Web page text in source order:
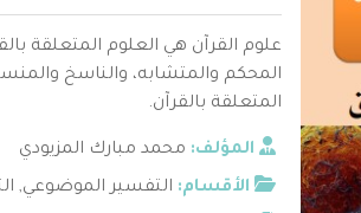
علوم القرآن هي العلوم المتعلقة
المحكم والمتشابه، والناسخ
المتعلقة بالقرآن.
المؤلف: محمد مبارك المزيودي
الأقسام: التفسير الموضوعي,